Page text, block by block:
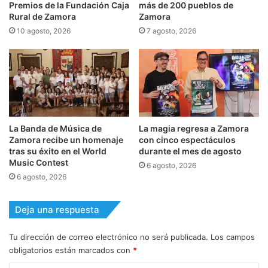
Premios de la Fundación Caja
Rural de Zamora
10 agosto, 2026
más de 200 pueblos de
Zamora
7 agosto, 2026
La Banda de Música de
Zamora recibe un homenaje
tras su éxito en el World
Music Contest
6 agosto, 2026
La magia regresa a Zamora
con cinco espectáculos
durante el mes de agosto
6 agosto, 2026
Deja una respuesta
Tu dirección de correo electrónico no será publicada. Los campos
obligatorios están marcados con *